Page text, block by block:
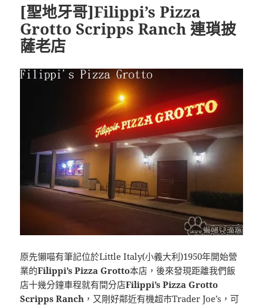
[聖地牙哥]Filippi’s Pizza
Grotto Scripps Ranch 連瑣披
薩老店
原先懶喵有筆記位於Little Italy(小義大利)1950年開始營
業的Filippi’s Pizza Grotto本店，後來發現距離我們飯
店十幾分鐘車程就有間分店Filippi’s Pizza Grotto
Scripps Ranch ，又剛好鄰近有機超市Trader Joe’s，可